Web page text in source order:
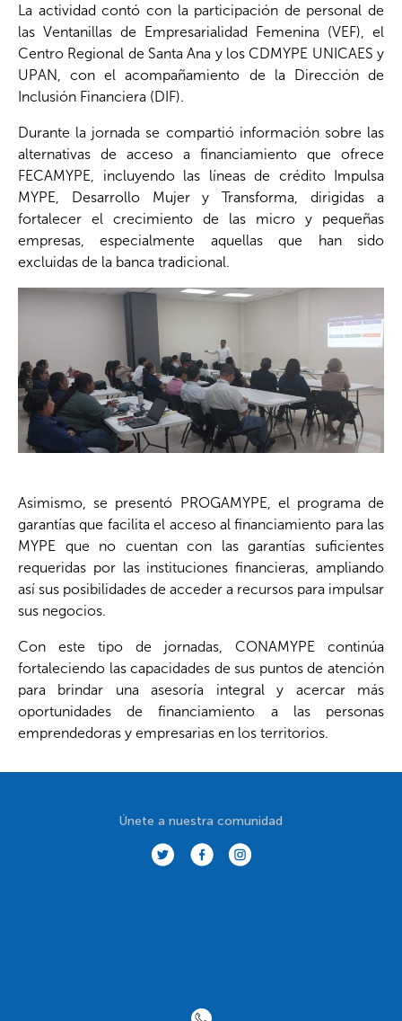
La actividad contó con la participación de personal de
las Ventanillas de Empresarialidad Femenina (VEF), el
Centro Regional de Santa Ana y los CDMYPE UNICAES y
UPAN, con el acompañamiento de la Dirección de
Inclusión Financiera (DIF).
Durante la jornada se compartió información sobre las
alternativas de acceso a financiamiento que ofrece
FECAMYPE, incluyendo las líneas de crédito Impulsa
MYPE, Desarrollo Mujer y Transforma, dirigidas a
fortalecer el crecimiento de las micro y pequeñas
empresas, especialmente aquellas que han sido
excluidas de la banca tradicional.
Asimismo, se presentó PROGAMYPE, el programa de
garantías que facilita el acceso al financiamiento para las
MYPE que no cuentan con las garantías suficientes
requeridas por las instituciones financieras, ampliando
así sus posibilidades de acceder a recursos para impulsar
sus negocios.
Con este tipo de jornadas, CONAMYPE continúa
fortaleciendo las capacidades de sus puntos de atención
para brindar una asesoría integral y acercar más
oportunidades de financiamiento a las personas
emprendedoras y empresarias en los territorios.
Únete a nuestra comunidad